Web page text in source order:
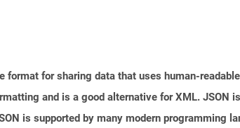
format for sharing data that uses human-
and is a good alternative for XML. JSON
is supported by many modern programming